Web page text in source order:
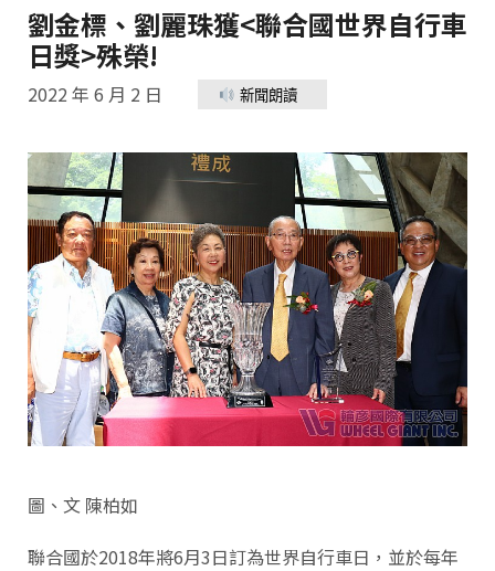
劉金標、劉麗珠獲<聯合國世界自行車
日獎>殊榮!
2022 年 6 月 2 日 新聞朗讀
圖、文 陳柏如
聯合國於2018年將6月3日訂為世界自行車日，並於每年